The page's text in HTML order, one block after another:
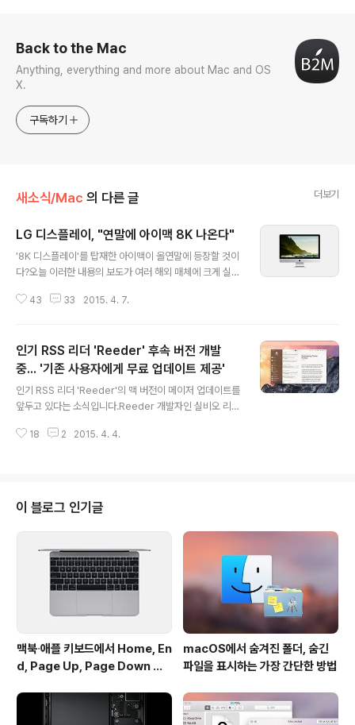
Back to the Mac
Anything, everything and more about Mac and OS
X.
구독하기
새소식/Mac 의 다른 글 더보기
LG 디스플레이, "연말에 아이맥 8K 나온다"
'8K 디스플레이'를 탑재한 아이맥이 올연말에 등장할 것이
다?오늘 이러한 내용의 보도가 여러 해외 매체에 크게 실렸
8K 아이맥을 연말에 출시하기 위해 준비에 들어갔다는 것
는 LG 디스플레이가 3월 31일에 공식 블로그에 올린 글인
데, 이미 애플로부터 아이맥 8K 발표가 있었다는 뜬금 없
는 문구가 적혀 있습니다."일본 역시 2015년 8K SHV 실
험방송을 시작으로, 조만간 UHD 방송 서비스로 개편할 예
레이를 적용한 ‘아이맥 8K’를 내놓을 것이라고 발표했지
43 33 2015. 4. 7.
인기 RSS 리더 'Reeder' 후속 버전 개발
중... '기존 사용자에게 무료 업데이트 제공'
인기 RSS 리더 'Reeder'의 맥 버전이 메이저 업데이트를
앞두고 있다는 소식입니다.Reeder 개발자인 실비오 리지
발하고 있다며, 새 버전의 모습이 담긴 이미지 한 점을 공개
반투명 효과가 가미된 것을 볼 수 있습니다.아직 구체적인
발매 일정은 정해진 것이 없다고 하는데요. 반가운 소식은
Reeder 2를 이미 구매한 경우 무상 업데이트를 제공할
예정이라고 합니다. 하기사 외형적인 변화가 주를 이루고
있고, 버전 2가 나온지 1년이 채 되지 않았다는 것을 감안
하면 당연..
18 2 2015. 4. 4.
이 블로그 인기글
맥북∙애플 키보드에서 Home, En
d, Page Up, Page Down 키
macOS에서 숨겨진 폴더, 숨긴
파일을 표시하는 가장 간단한 방법